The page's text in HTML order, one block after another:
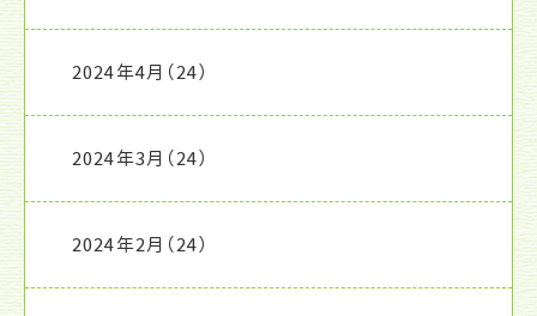
2024年4月 （24）
2024年3月 （24）
2024年2月 （24）